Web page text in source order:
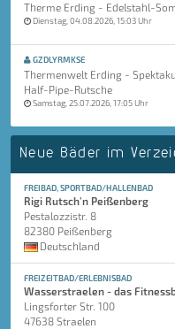
Therme Erding - Edelstahl-
Dienstag, 04.08.2026, 15:03 Uhr
GZDLYRMKSE
Thermenwelt Erding -
Half-Pipe-Rutsche
Samstag, 25.07.2026, 17:05 Uhr
Neue Bäder im
FREIBAD, SPORTBAD/HALLENBAD
Rigi Rutsch'n Peißenberg
Pestalozzistr. 8
82380 Peißenberg
Deutschland
FREIZEITBAD/ERLEBNISBAD
Wasserstraelen - das
Lingsforter Str. 100
47638 Straelen